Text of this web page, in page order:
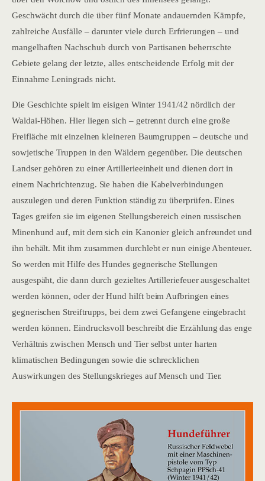
Geschwächt durch die über fünf Monate andauernden Kämpfe,
zahlreiche Ausfälle – darunter viele durch Erfrierungen – und
mangelhaften Nachschub durch von Partisanen beherrschte
Gebiete gelang der letzte, alles entscheidende Erfolg mit der
Einnahme Leningrads nicht.
Die Geschichte spielt im eisigen Winter 1941/42 nördlich der
Waldai-Höhen. Hier liegen sich – getrennt durch eine große
Freifläche mit einzelnen kleineren Baumgruppen – deutsche und
sowjetische Truppen in den Wäldern gegenüber. Die deutschen
Landser gehören zu einer Artillerieeinheit und dienen dort in
einem Nachrichtenzug. Sie haben die Kabelverbindungen
auszulegen und deren Funktion ständig zu überprüfen. Eines
Tages greifen sie im eigenen Stellungsbereich einen russischen
Minenhund auf, mit dem sich ein Kanonier gleich anfreundet und
ihn behält. Mit ihm zusammen durchlebt er nun einige Abenteuer.
So werden mit Hilfe des Hundes gegnerische Stellungen
ausgespäht, die dann durch gezieltes Artilleriefeuer ausgeschaltet
werden können, oder der Hund hilft beim Aufbringen eines
gegnerischen Streiftrupps, bei dem zwei Gefangene eingebracht
werden können. Eindrucksvoll beschreibt die Erzählung das enge
Verhältnis zwischen Mensch und Tier selbst unter harten
klimatischen Bedingungen sowie die schrecklichen
Auswirkungen des Stellungskrieges auf Mensch und Tier.